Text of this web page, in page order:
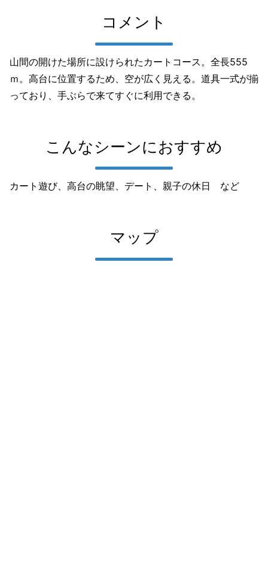
コメント
山間の開けた場所に設けられたカートコース。全長555
ｍ。高台に位置するため、空が広く見える。道具一式が揃
っており、手ぶらで来てすぐに利用できる。
こんなシーンにおすすめ
カート遊び、高台の眺望、デート、親子の休日 など
マップ